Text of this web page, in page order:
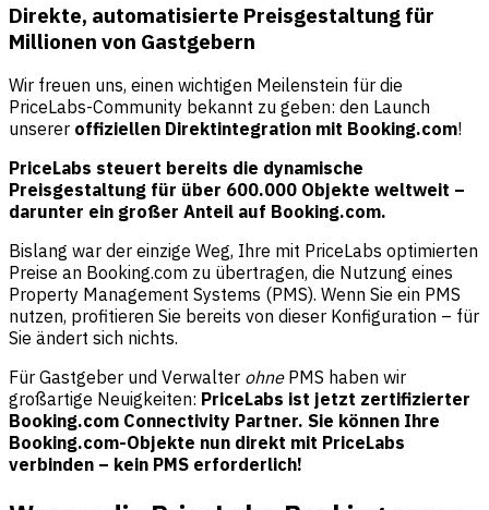
Direkte, automatisierte Preisgestaltung für
Millionen von Gastgebern
Wir freuen uns, einen wichtigen Meilenstein für die
PriceLabs-Community bekannt zu geben: den Launch
unserer offiziellen Direktintegration mit Booking.com!
PriceLabs steuert bereits die dynamische
Preisgestaltung für über 600.000 Objekte weltweit –
darunter ein großer Anteil auf Booking.com.
Bislang war der einzige Weg, Ihre mit PriceLabs optimierten
Preise an Booking.com zu übertragen, die Nutzung eines
Property Management Systems (PMS). Wenn Sie ein PMS
nutzen, profitieren Sie bereits von dieser Konfiguration – für
Sie ändert sich nichts.
Für Gastgeber und Verwalter ohnePMS haben wir
großartige Neuigkeiten: PriceLabs ist jetzt zertifizierter
Booking.com Connectivity Partner. Sie können Ihre
Booking.com-Objekte nun direkt mit PriceLabs
verbinden – kein PMS erforderlich!